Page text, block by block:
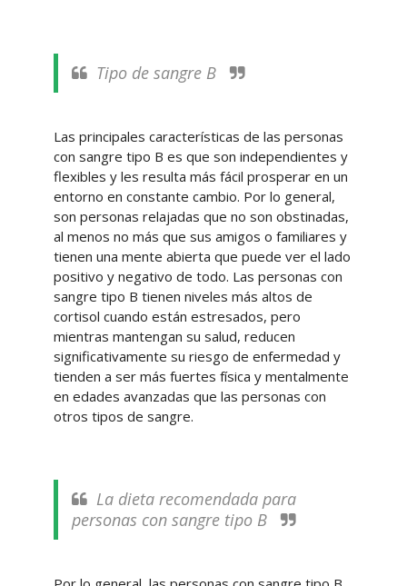
Tipo de sangre B
Las principales características de las personas
con sangre tipo B es que son independientes y
flexibles y les resulta más fácil prosperar en un
entorno en constante cambio. Por lo general,
son personas relajadas que no son obstinadas,
al menos no más que sus amigos o familiares y
tienen una mente abierta que puede ver el lado
positivo y negativo de todo. Las personas con
sangre tipo B tienen niveles más altos de
cortisol cuando están estresados, pero
mientras mantengan su salud, reducen
significativamente su riesgo de enfermedad y
tienden a ser más fuertes física y mentalmente
en edades avanzadas que las personas con
otros tipos de sangre.
La dieta recomendada para
personas con sangre tipo B